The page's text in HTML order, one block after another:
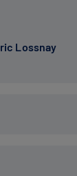
Lossnay